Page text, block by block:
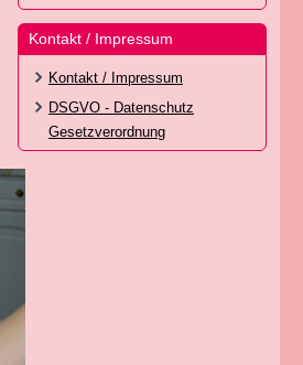
Kontakt / Impressum
Kontakt / Impressum
DSGVO - Datenschutz
Gesetzverordnung